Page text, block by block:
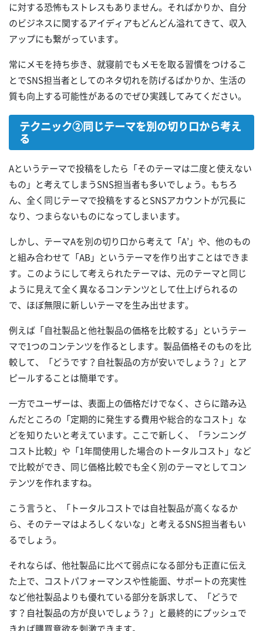
に対する恐怖もストレスもありません。そればかりか、自分
のビジネスに関するアイディアもどんどん溢れてきて、収入
アップにも繋がっています。
常にメモを持ち歩き、就寝前でもメモを取る習慣をつけるこ
とでSNS担当者としてのネタ切れを防げるばかりか、生活の
質も向上する可能性があるのでぜひ実践してみてください。
テクニック②同じテーマを別の切り口から考え
る
Aというテーマで投稿をしたら「そのテーマは二度と使えない
もの」と考えてしまうSNS担当者も多いでしょう。もちろ
ん、全く同じテーマで投稿をするとSNSアカウントが冗長に
なり、つまらないものになってしまいます。
しかし、テーマAを別の切り口から考えて「A’」や、他のもの
と組み合わせて「AB」というテーマを作り出すことはできま
す。このようにして考えられたテーマは、元のテーマと同じ
ように見えて全く異なるコンテンツとして仕上げられるの
で、ほぼ無限に新しいテーマを生み出せます。
例えば「自社製品と他社製品の価格を比較する」というテー
マで1つのコンテンツを作るとします。製品価格そのものを比
較して、「どうです？自社製品の方が安いでしょう？」とア
ピールすることは簡単です。
一方でユーザーは、表面上の価格だけでなく、さらに踏み込
んだところの「定期的に発生する費用や総合的なコスト」な
どを知りたいと考えています。ここで新しく、「ランニング
コスト比較」や「1年間使用した場合のトータルコスト」など
で比較ができ、同じ価格比較でも全く別のテーマとしてコン
テンツを作れますね。
こう言うと、「トータルコストでは自社製品が高くなるか
ら、そのテーマはよろしくないな」と考えるSNS担当者もい
るでしょう。
それならば、他社製品に比べて弱点になる部分も正直に伝え
た上で、コストパフォーマンスや性能面、サポートの充実性
など他社製品よりも優れている部分を訴求して、「どうで
す？自社製品の方が良いでしょう？」と最終的にプッシュで